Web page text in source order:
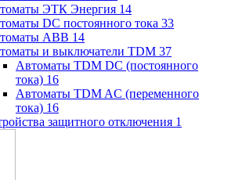
ЭТК Энергия 14
DC постоянного тока 33
ABB 14
и выключатели TDM 37
Автоматы TDM DC (постоянного
тока) 16
Автоматы TDM AC (переменного
тока) 16
защитного отключения 1